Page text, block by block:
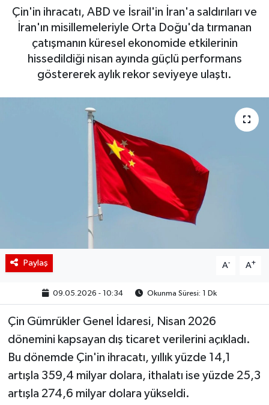
Çin'in ihracatı, ABD ve İsrail'in İran'a saldırıları ve
İran'ın misillemeleriyle Orta Doğu'da tırmanan
çatışmanın küresel ekonomide etkilerinin
hissedildiği nisan ayında güçlü performans
göstererek aylık rekor seviyeye ulaştı.
Paylaş A- A+
09.05.2026 - 10:34 Okunma Süresi: 1 Dk
Çin Gümrükler Genel İdaresi, Nisan 2026
dönemini kapsayan dış ticaret verilerini açıkladı.
Bu dönemde Çin'in ihracatı, yıllık yüzde 14,1
artışla 359,4 milyar dolara, ithalatı ise yüzde 25,3
artışla 274,6 milyar dolara yükseldi.
BIST 100 Isı Haritası
Coin Isı Haritası
Ekonomik Takvim
Kiripto Para Piyasası
Gizlilik Sözleşmesi